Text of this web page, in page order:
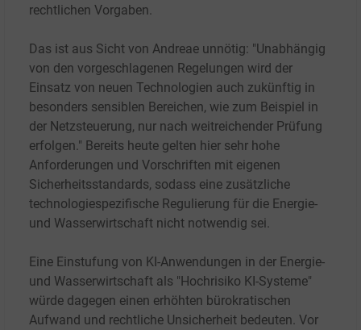
rechtlichen Vorgaben.
Das ist aus Sicht von Andreae unnötig: "Unabhängig
von den vorgeschlagenen Regelungen wird der
Einsatz von neuen Technologien auch zukünftig in
besonders sensiblen Bereichen, wie zum Beispiel in
der Netzsteuerung, nur nach weitreichender Prüfung
erfolgen." Bereits heute gelten hier sehr hohe
Anforderungen und Vorschriften mit eigenen
Sicherheitsstandards, sodass eine zusätzliche
technologiespezifische Regulierung für die Energie-
und Wasserwirtschaft nicht notwendig sei.
Eine Einstufung von KI-Anwendungen in der Energie-
und Wasserwirtschaft als "Hochrisiko KI-Systeme"
würde dagegen einen erhöhten bürokratischen
Aufwand und rechtliche Unsicherheit bedeuten. Vor